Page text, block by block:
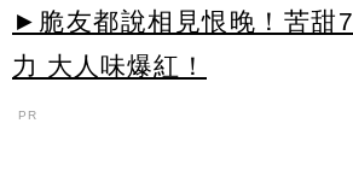
►脆友都說相見恨晚！苦甜
力 大人味爆紅！
PR